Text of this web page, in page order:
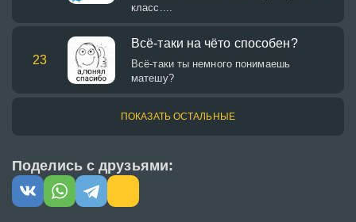
класс....
23
Всё-таки на чёто способен?
Всё-таки ты немного понимаешь
матешу?
ПОКАЗАТЬ ОСТАЛЬНЫЕ
Поделись с друзьями: